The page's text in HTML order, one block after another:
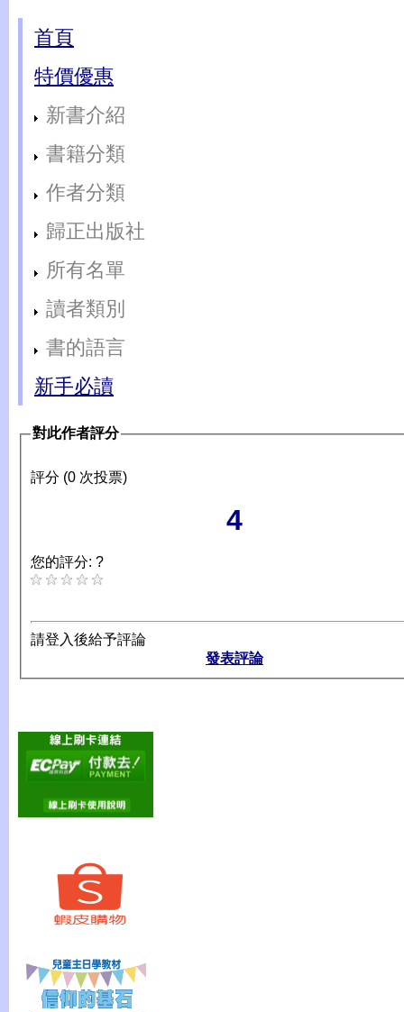
首頁
特價優惠
新書介紹
書籍分類
作者分類
歸正出版社
所有名單
讀者類別
書的語言
新手必讀
對此作者評分
評分 (0 次投票)
4
您的評分: ?
請登入後給予評論
發表評論